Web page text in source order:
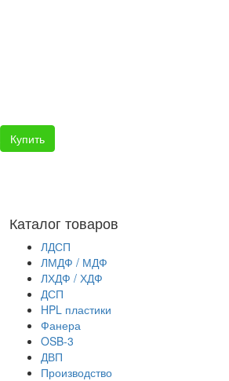
Купить
Каталог товаров
ЛДСП
ЛМДФ / МДФ
ЛХДФ / ХДФ
ДСП
HPL пластики
Фанера
OSB-3
ДВП
Производство